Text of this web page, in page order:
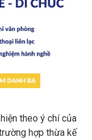
theo ý chí của
hợp thừa kế